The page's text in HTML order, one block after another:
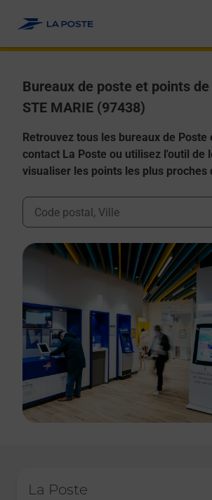
Bureaux de poste et points
STE MARIE (97438)
Retrouvez tous les bureaux de Poste
contact La Poste ou utilisez l'outil de
visualiser les points les plus proches
Ville, Département, Code Postal
La Poste